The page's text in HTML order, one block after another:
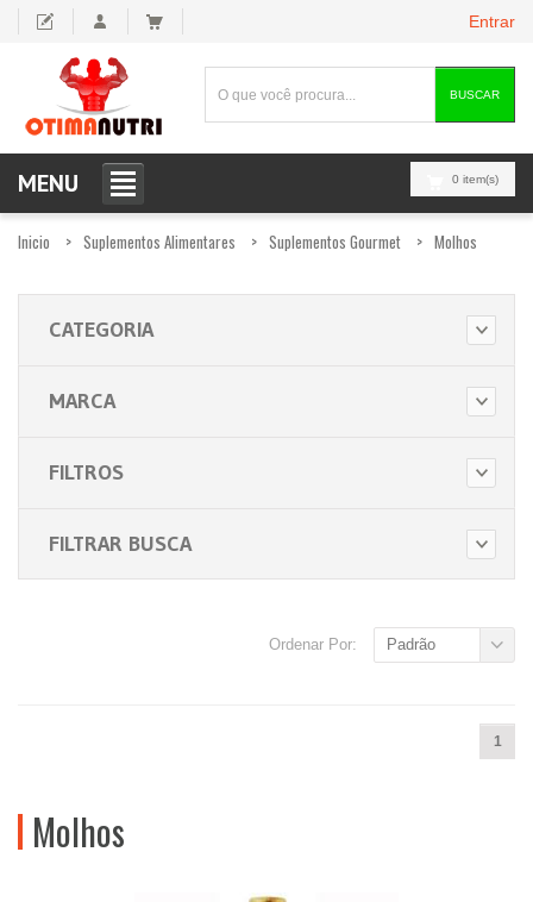
Entrar
BUSCAR
0 item(s)
MENU
Inicio Suplementos Alimentares Suplementos Gourmet Molhos
CATEGORIA
MARCA
FILTROS
FILTRAR BUSCA
Ordenar Por: Padrão
1
Molhos